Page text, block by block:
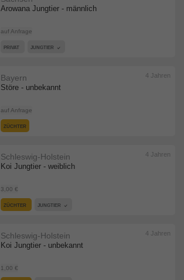
Arowana Jungtier - männlich
auf Anfrage
PRIVAT JUNGTIER
Störe - unbekannt
Bayern
auf Anfrage
4 Jahren
ZÜCHTER
Koi Jungtier - weiblich
Schleswig-Holstein
3,00 €
4 Jahren
ZÜCHTER JUNGTIER
Koi Jungtier - unbekannt
Schleswig-Holstein
1,00 €
4 Jahren